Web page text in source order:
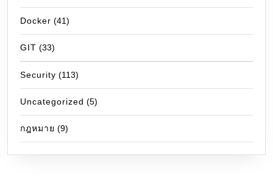
Docker (41)
GIT (33)
Security (113)
Uncategorized (5)
กฎหมาย (9)